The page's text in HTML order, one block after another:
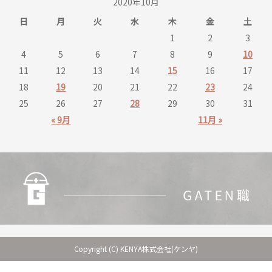
日
月 火 水 木 金 土
« 9月 11月 »
1 2
3
4
5 6 7 8 9
10
11
12 13 14 15 16
17
18
19 20 21 22 23
24
25
26 27 28 29 30 31
Copyright (C) KENYA株式会社(ケンヤ)